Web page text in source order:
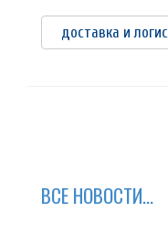
доставка и
ВСЕ НОВОСТИ...